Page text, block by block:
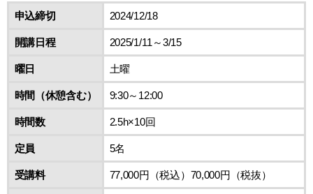
申込締切 2024/12/18
開講日程 2025/1/11～3/15
曜日 土曜
時間（休憩含む） 9:30～12:00
時間数 2.5h×10回
定員 5名
受講料 77,000円（税込）70,000円（税抜）